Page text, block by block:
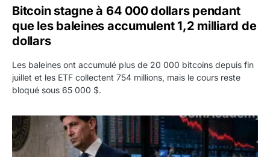
Bitcoin stagne à 64 000 dollars pendant
que les baleines accumulent 1,2 milliard de
dollars
Les baleines ont accumulé plus de 20 000 bitcoins depuis fin
juillet et les ETF collectent 754 millions, mais le cours reste
bloqué sous 65 000 $.
Kevin Warsh maintient sa communication minimaliste